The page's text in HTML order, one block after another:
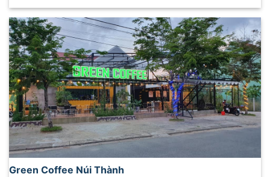
Green Coffee Núi Thành